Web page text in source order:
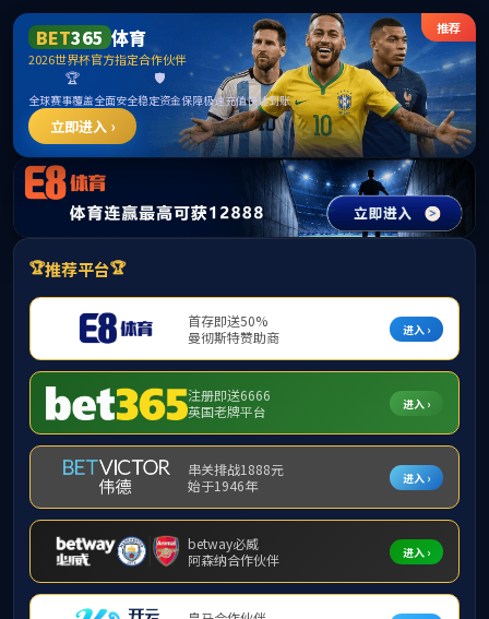
TapTap点点(原188改名)官方网站-Official Website
首页 团队队伍 人才培养